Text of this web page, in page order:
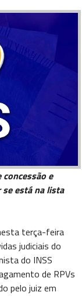
e
está na lista
terça-feira
judiciais do
do INSS
de RPVs
pelo juiz em